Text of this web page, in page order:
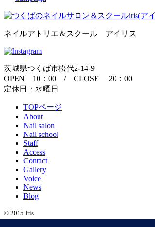
ネイルアトリエ＆スクール アイリス
茨城県つくば市松代2-14-9
OPEN 10：00 / CLOSE 20：00
定休日：水曜日
TOPページ
About
Nail salon
Nail school
Staff
Access
Contact
Gallery
Voice
News
Blog
© 2015 Iris.